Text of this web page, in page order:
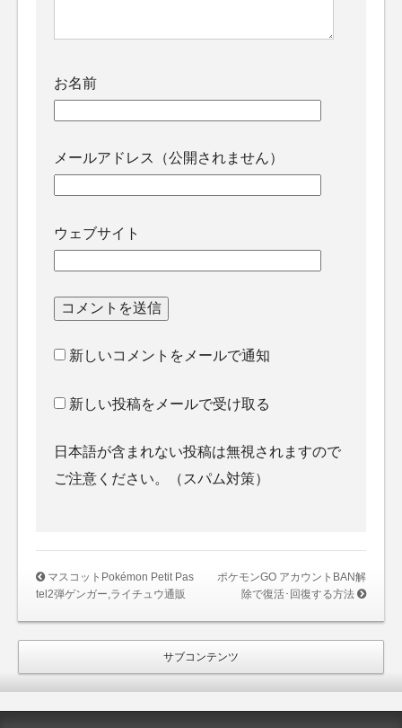
お名前
メールアドレス（公開されません）
ウェブサイト
新しいコメントをメールで通知
新しい投稿をメールで受け取る
日本語が含まれない投稿は無視されますので
ご注意ください。（スパム対策）
マスコットPokémon Petit Pas
tel2弾ゲンガー,ライチュウ通販
ポケモンGO アカウントBAN解
除で復活･回復する方法
サブコンテンツ